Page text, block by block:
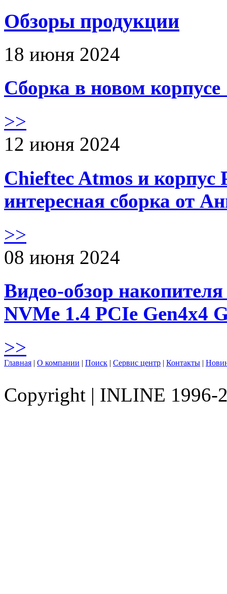
Обзоры продукции
18 июня 2024
Сборка в новом
>>
12 июня 2024
Chieftec Atmos и корпус
интересная сборка от
>>
08 июня 2024
Видео-обзор
NVMe 1.4 PCIe Gen4х4
>>
Главная | О компании | Поиск | Сервис центр | Контакты |
Copyright | INLINE 1996-